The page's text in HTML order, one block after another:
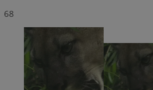
68